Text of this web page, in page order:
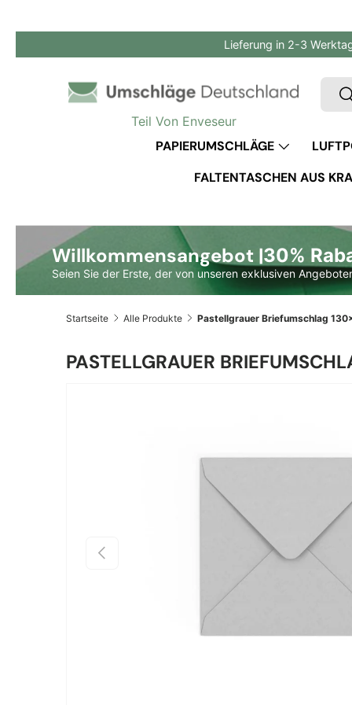
Direkt zum Inhalt
Lieferung in 2-3
Teil Von Enveseur
PAPIERUMSCHLÄGE
FALTENTASCHEN AUS
Willkommensangebot |30%
Seien Sie der Erste, der von unseren exklusiven
Startseite Alle Produkte
PASTELLGRAUER
Vorherige